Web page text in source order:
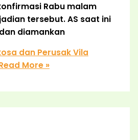
Rabu malam
tersebut. AS saat ini
diamankan
dan Perusak Vila
More »